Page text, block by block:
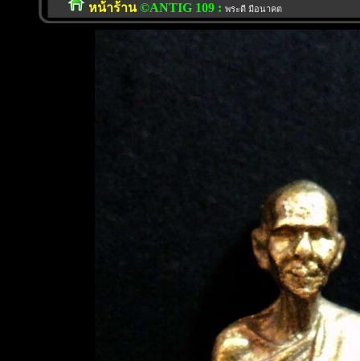
หน้าร้าน©ANTIG 109 : พระดี มีอนาคต